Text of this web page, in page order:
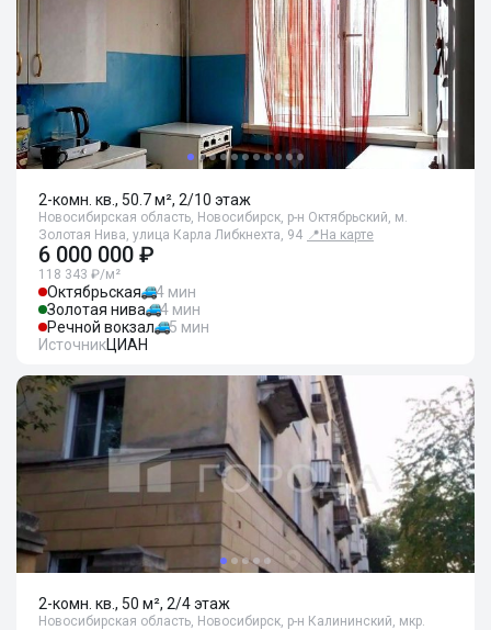
2-комн. кв., 50.7 м², 2/10 этаж
Новосибирская область, Новосибирск, р-н Октябрьский, м.
Золотая Нива, улица Карла Либкнехта, 94 📍 На карте
6 000 000 ₽
118 343 ₽/м²
Октябрьская
4 мин
Золотая нива
4 мин
Речной вокзал
5 мин
ИсточникЦИАН
2-комн. кв., 50 м², 2/4 этаж
Новосибирская область, Новосибирск, р-н Калининский, мкр.